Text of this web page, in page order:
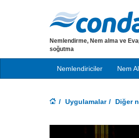
Nemlendirme, Nem alma ve
soğutma
Nemlendiriciler Nem
Uygulamalar Diğer